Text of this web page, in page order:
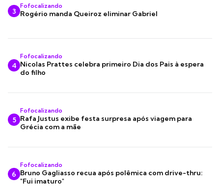
3
Fofocalizando
Rogério manda Queiroz eliminar Gabriel
4
Fofocalizando
Nicolas Prattes celebra primeiro Dia dos Pais à espera
do filho
5
Fofocalizando
Rafa Justus exibe festa surpresa após viagem para
Grécia com a mãe
6
Fofocalizando
Bruno Gagliasso recua após polêmica com drive-thru:
"Fui imaturo"